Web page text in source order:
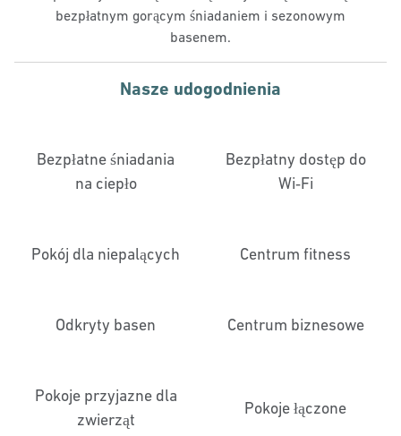
bezpłatnym gorącym śniadaniem i sezonowym
basenem.
Nasze udogodnienia
Bezpłatne śniadania
na ciepło
Bezpłatny dostęp do
Wi‑Fi
Pokój dla niepalących Centrum fitness
Odkryty basen Centrum biznesowe
Pokoje przyjazne dla
zwierząt
Pokoje łączone